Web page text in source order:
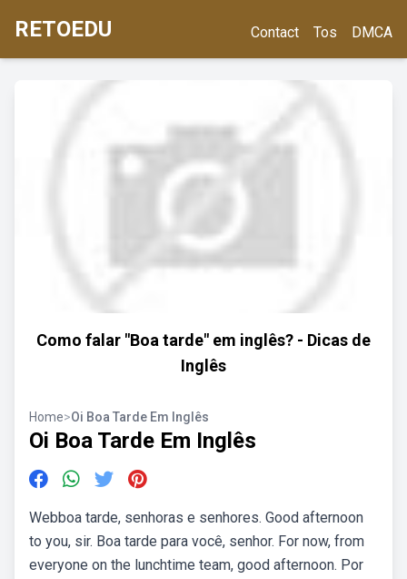
RETOEDU Contact Tos DMCA
Como falar "Boa tarde" em inglês? - Dicas de
Inglês
Home>Oi Boa Tarde Em Inglês
Oi Boa Tarde Em Inglês
Webboa tarde, senhoras e senhores. Good afternoon
to you, sir. Boa tarde para você, senhor. For now, from
everyone on the lunchtime team, good afternoon. Por